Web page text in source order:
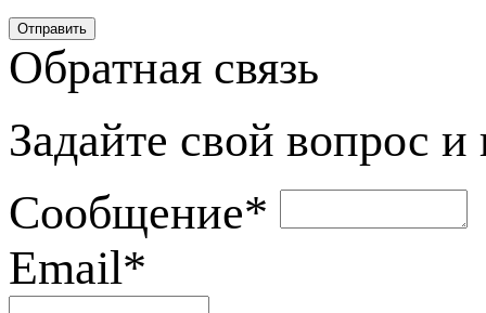
Обратная связь
Задайте свой вопрос
Сообщение*
Email*